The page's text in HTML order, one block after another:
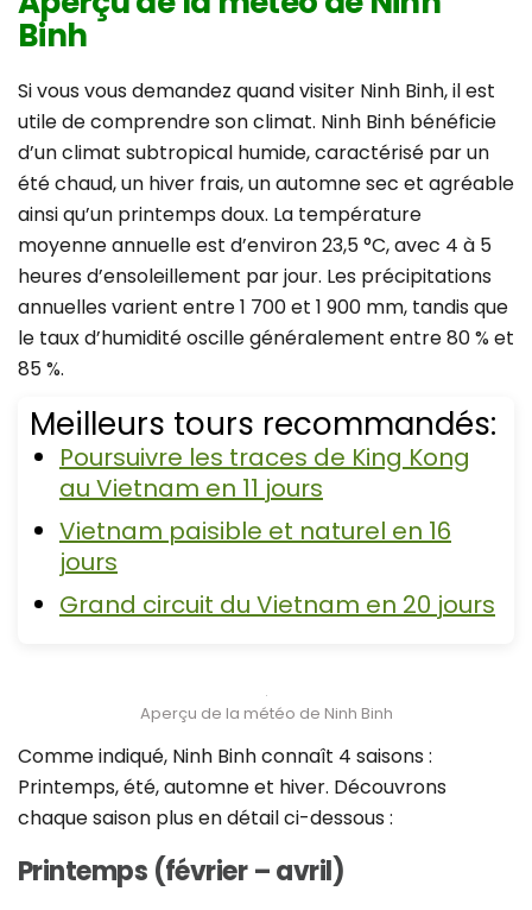
Binh
Si vous vous demandez quand visiter Ninh Binh, il est
utile de comprendre son climat. Ninh Binh bénéficie
d’un climat subtropical humide, caractérisé par un
été chaud, un hiver frais, un automne sec et agréable
ainsi qu’un printemps doux. La température
moyenne annuelle est d’environ 23,5 °C, avec 4 à 5
heures d’ensoleillement par jour. Les précipitations
annuelles varient entre 1 700 et 1 900 mm, tandis que
le taux d’humidité oscille généralement entre 80 % et
85 %.
Meilleurs tours recommandés:
Poursuivre les traces de King Kong
au Vietnam en 11 jours
Vietnam paisible et naturel en 16
jours
Grand circuit du Vietnam en 20 jours
Aperçu de la météo de Ninh Binh
Comme indiqué, Ninh Binh connaît 4 saisons :
Printemps, été, automne et hiver. Découvrons
chaque saison plus en détail ci-dessous :
Printemps (février – avril)